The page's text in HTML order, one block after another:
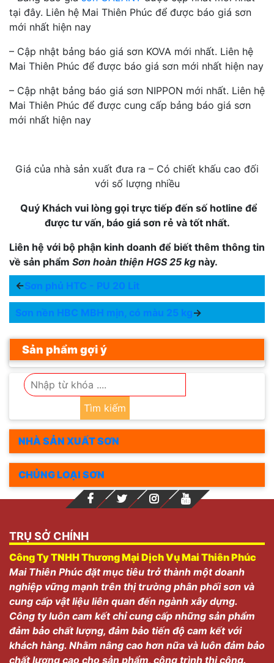
tại đây. Liên hệ Mai Thiên Phúc để được báo giá sơn
mới nhất hiện nay
– Cập nhật bảng báo giá sơn KOVA mới nhất. Liên hệ
Mai Thiên Phúc để được báo giá sơn mới nhất hiện nay
– Cập nhật bảng báo giá sơn NIPPON mới nhất. Liên hệ
Mai Thiên Phúc để được cung cấp bảng báo giá sơn
mới nhất hiện nay
Giá của nhà sản xuất đưa ra – Có chiết khấu cao đối
với số lượng nhiều
Quý Khách vui lòng gọi trực tiếp đến số hotline để
được tư vấn, báo giá sơn rẻ và tốt nhất.
Liên hệ với bộ phận kinh doanh để biết thêm thông tin
về sản phẩm Sơn hoàn thiện HGS 25 kg này.
←Sơn phủ HTC - PU 20 Lit
Sơn nền HBC MBH mịn, có màu 25 kg→
Sản phẩm gợi ý
Tìm kiếm
NHÀ SẢN XUẤT SƠN
CHỦNG LOẠI SƠN
TRỤ SỞ CHÍNH
Công Ty TNHH Thương Mại Dịch Vụ Mai Thiên Phúc
Mai Thiên Phúc đặt mục tiêu trở thành một doanh
nghiệp vững mạnh trên thị trường phân phối sơn và
cung cấp vật liệu liên quan đến ngành xây dựng.
Công ty luôn cam kết chỉ cung cấp những sản phẩm
đảm bảo chất lượng, đảm bảo tiến độ cam kết với
khách hàng. Nhằm nâng cao hơn nữa và luôn đảm bảo
chất lượng cao cho sản phẩm, công trình thi công.